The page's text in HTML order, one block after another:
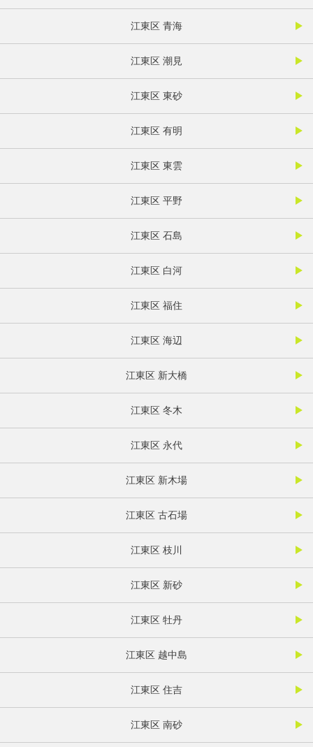
江東区 青海
江東区 潮見
江東区 東砂
江東区 有明
江東区 東雲
江東区 平野
江東区 石島
江東区 白河
江東区 福住
江東区 海辺
江東区 新大橋
江東区 冬木
江東区 永代
江東区 新木場
江東区 古石場
江東区 枝川
江東区 新砂
江東区 牡丹
江東区 越中島
江東区 住吉
江東区 南砂